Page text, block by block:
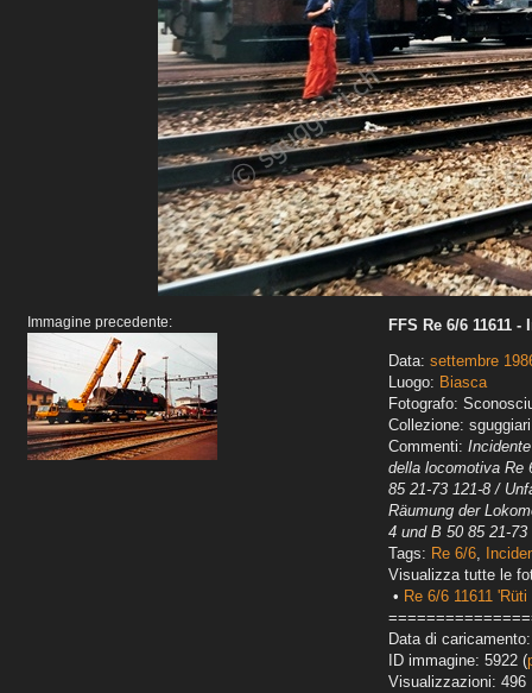
Immagine precedente:
FFS Re 6/6 11611
Data: settembre
Luogo: Biasca
Fotografo:
Collezione:
Commenti:
della locomotiva Re
85 21-73 121-8 /
Räumung der
4 und B 50 85 21-73
Tags: Re 6/6,
Visualizza tutte le
• Re 6/6 11611 'Rüti
Data di
ID immagine: 5922 (
Visualizzazioni: 496